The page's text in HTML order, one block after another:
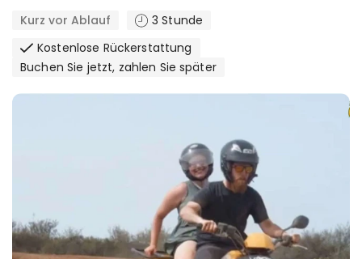
Kurz vor Ablauf
3 Stunde
Kostenlose Rückerstattung
Buchen Sie jetzt, zahlen Sie später